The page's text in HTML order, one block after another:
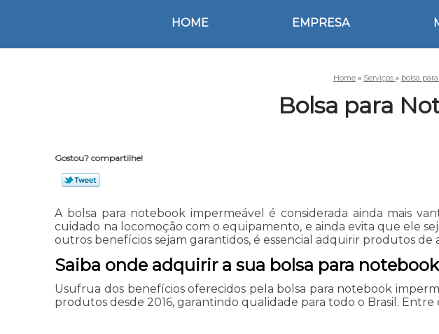
HOME EMPRESA
Home » Serviços » bolsa
Bolsa para
Gostou? compartilhe!
A bolsa para notebook impermeável é considerada ainda mais
cuidado na locomoção com o equipamento, e ainda evita que ele
outros benefícios sejam garantidos, é essencial adquirir produtos de
Saiba onde adquirir a sua bolsa para
Usufrua dos benefícios oferecidos pela bolsa para notebook
produtos desde 2016, garantindo qualidade para todo o Brasil. Entre